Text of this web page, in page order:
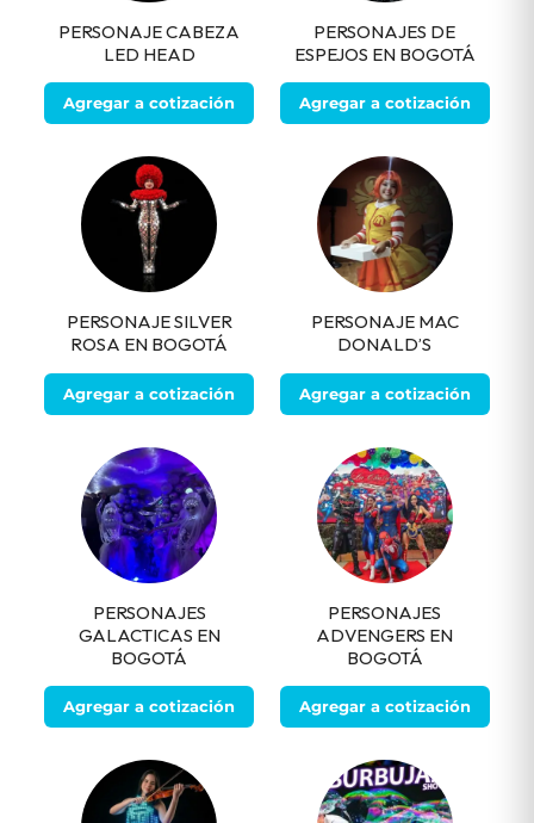
PERSONAJE CABEZA
LED HEAD
Agregar a cotización
PERSONAJES DE
ESPEJOS EN BOGOTÁ
Agregar a cotización
PERSONAJE SILVER
ROSA EN BOGOTÁ
Agregar a cotización
PERSONAJE MAC
DONALD’S
Agregar a cotización
PERSONAJES
GALACTICAS EN
BOGOTÁ
Agregar a cotización
PERSONAJES
ADVENGERS EN
BOGOTÁ
Agregar a cotización